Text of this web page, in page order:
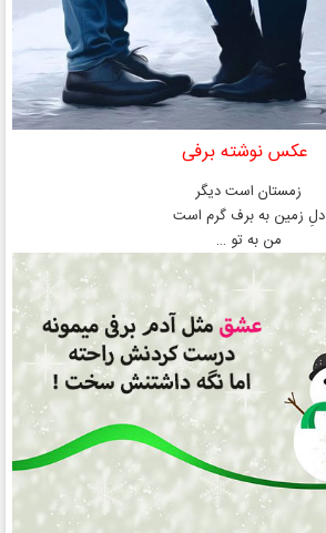
عکس نوشته برفی
زمستان است دیگر
دلِ زمین به برف گرم است
من به تو …